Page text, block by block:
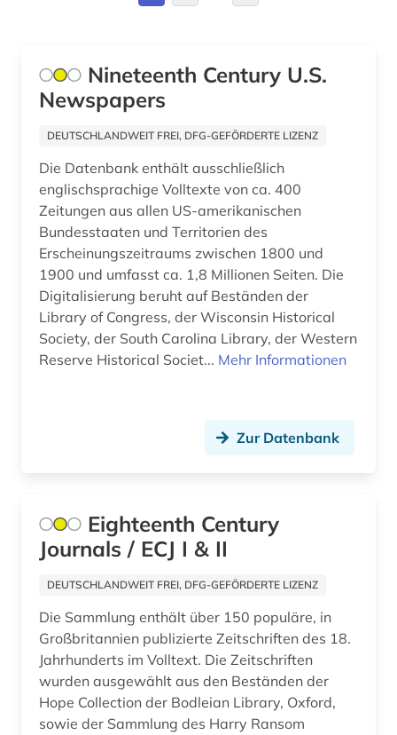
datenanalyse (1)
datentechnik (1)
deutschland (20)
deutschland (ddr) (2)
deutschsprachiger raum (1)
digital (1)
digitalisat (1)
dänemark (1)
elektronische bibliothek (1)
elektronische publikation (1)
elektronische ressource (1)
Hamburg (3)
Hessen (16)
Irland (5)
Island (1)
Israel (6)
Italien (10)
Japan (3)
Kanada (7)
Litauen (1)
Mittelamerika (4)
Moldawien (1)
Niederlande (6)
Nineteenth Century U.S.
Newspapers
DEUTSCHLANDWEIT FREI, DFG-GEFÖRDERTE LIZENZ
Die Datenbank enthält ausschließlich
englischsprachige Volltexte von ca. 400
Zeitungen aus allen US-amerikanischen
Bundesstaaten und Territorien des
Erscheinungszeitraums zwischen 1800 und
1900 und umfasst ca. 1,8 Millionen Seiten. Die
Digitalisierung beruht auf Beständen der
Library of Congress, der Wisconsin Historical
Society, der South Carolina Library, der Western
Reserve Historical Societ... Mehr Informationen
Zur Datenbank
Eighteenth Century
Journals / ECJ I & II
DEUTSCHLANDWEIT FREI, DFG-GEFÖRDERTE LIZENZ
Die Sammlung enthält über 150 populäre, in
Großbritannien publizierte Zeitschriften des 18.
Jahrhunderts im Volltext. Die Zeitschriften
wurden ausgewählt aus den Beständen der
Hope Collection der Bodleian Library, Oxford,
sowie der Sammlung des Harry Ransom